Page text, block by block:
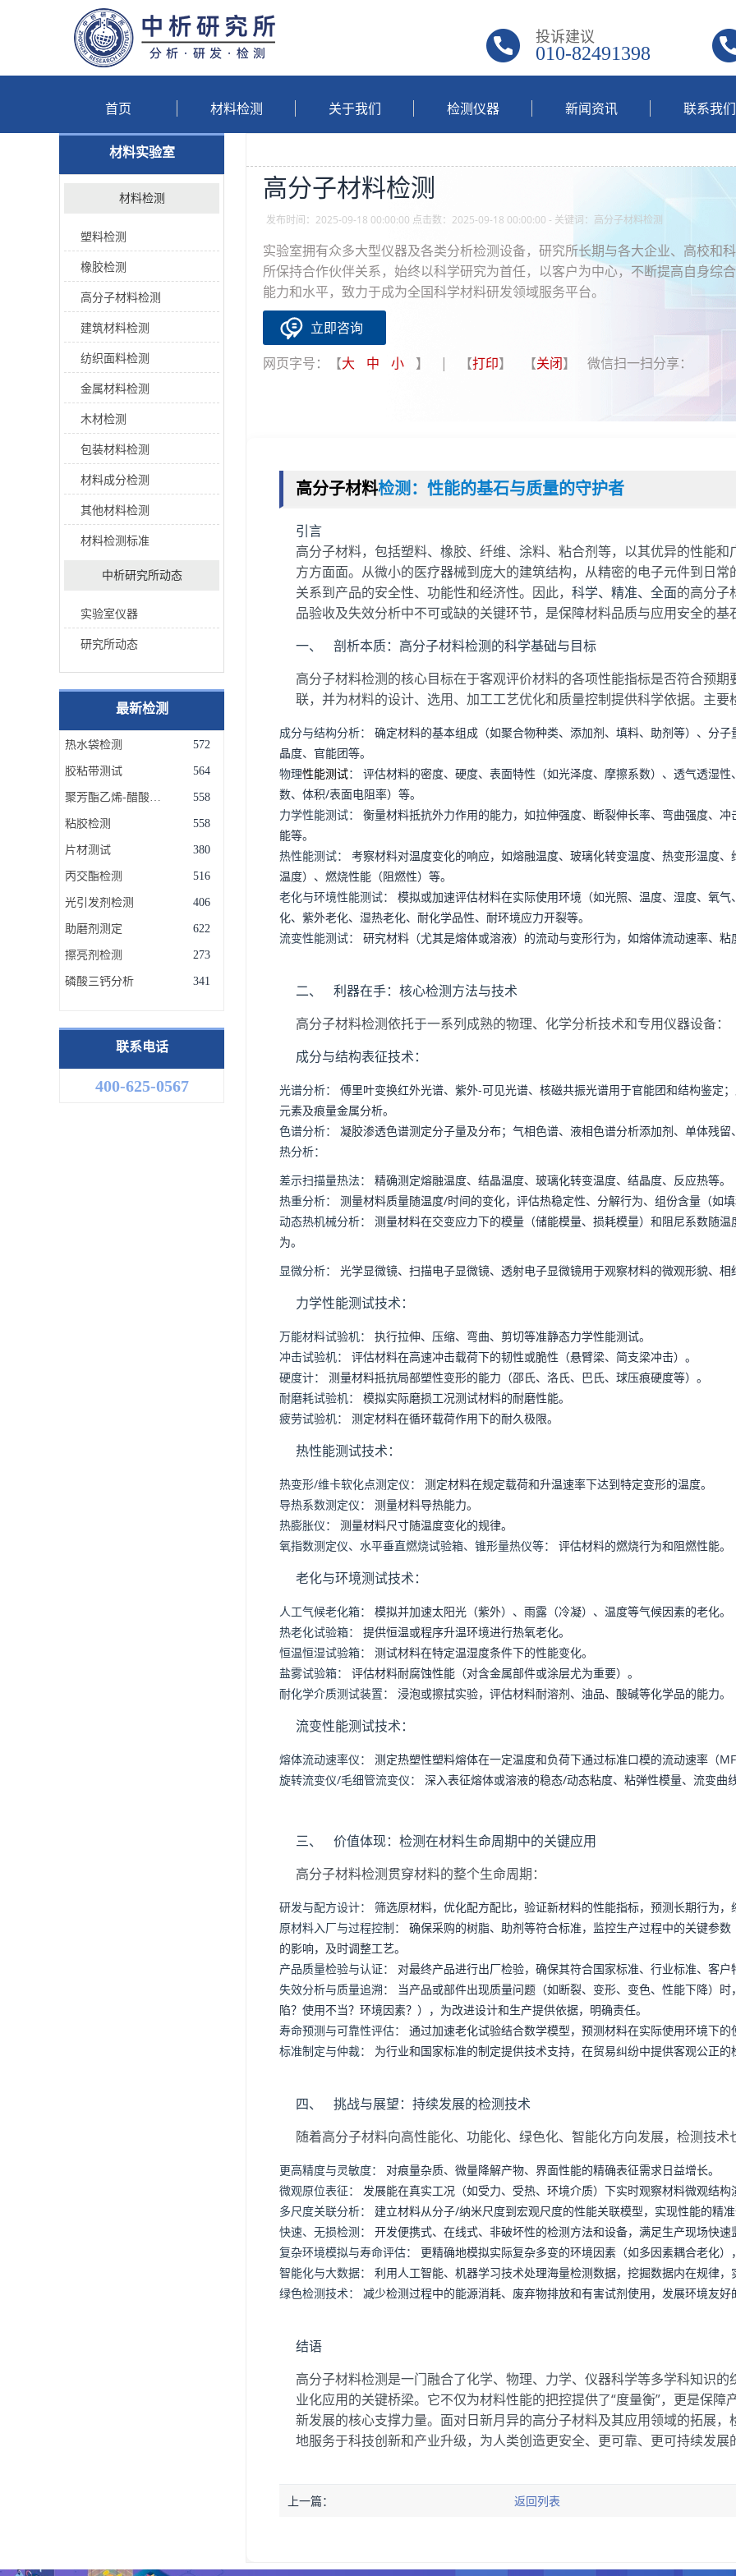
投诉建议
010-82491398
首页 材料检测 关于我们 检测仪器 新闻资讯 联系我们
高分子材料检测
发布时间：2025-09-18 00:00:00 点击数：2025-09-18 00:00:00 - 关键词：高分子材料检测
实验室拥有众多大型仪器及各类分析检测设备，研究所长期与各大企业、高校和
所保持合作伙伴关系，始终以科学研究为首任，以客户为中心，不断提高自身综
能力和水平，致力于成为全国科学材料研发领域服务平台。
立即咨询
网页字号：【大 中 小 】 | 【打印】 【关闭】 微信扫一扫分享：
高分子材料检测：性能的基石与质量的守护者
引言
高分子材料，包括塑料、橡胶、纤维、涂料、粘合剂等，以其优异的性能
方方面面。从微小的医疗器械到庞大的建筑结构，从精密的电子元件到日常
关系到产品的安全性、功能性和经济性。因此， 科学、精准、全面的高分子
品验收及失效分析中不可或缺的关键环节，是保障材料品质与应用安全的基
一、 剖析本质：高分子材料检测的科学基础与目标
高分子材料检测的核心目标在于客观评价材料的各项性能指标是否符合预
联，并为材料的设计、选用、加工工艺优化和质量控制提供科学依据。主要
成分与结构分析：
确定材料的基本组成（如聚合物种类、添加剂、填料、助剂等）、分
晶度、官能团等。
物理性能测试：
评估材料的密度、硬度、表面特性（如光泽度、摩擦系数）、透气透湿
数、体积/表面电阻率）等。
力学性能测试：
衡量材料抵抗外力作用的能力，如拉伸强度、断裂伸长率、弯曲强度、
能等。
热性能测试：
考察材料对温度变化的响应，如熔融温度、玻璃化转变温度、热变形温度
温度）、燃烧性能（阻燃性）等。
老化与环境性能测试：
模拟或加速评估材料在实际使用环境（如光照、温度、湿度、氧
化、紫外老化、湿热老化、耐化学品性、耐环境应力开裂等。
流变性能测试：
研究材料（尤其是熔体或溶液）的流动与变形行为，如熔体流动速率、粘
二、 利器在手：核心检测方法与技术
高分子材料检测依托于一系列成熟的物理、化学分析技术和专用仪器设备：
成分与结构表征技术：
光谱分析：
傅里叶变换红外光谱、紫外-可见光谱、核磁共振光谱用于官能团和结构鉴定
元素及痕量金属分析。
色谱分析：
凝胶渗透色谱测定分子量及分布；气相色谱、液相色谱分析添加剂、单体残留
热分析：
差示扫描量热法：
精确测定熔融温度、结晶温度、玻璃化转变温度、结晶度、反应热等。
热重分析：
测量材料质量随温度/时间的变化，评估热稳定性、分解行为、组份含量（如填
动态热机械分析：
测量材料在交变应力下的模量（储能模量、损耗模量）和阻尼系数随
为。
显微分析：
光学显微镜、扫描电子显微镜、透射电子显微镜用于观察材料的微观形貌、相
力学性能测试技术：
万能材料试验机：
执行拉伸、压缩、弯曲、剪切等准静态力学性能测试。
冲击试验机：
评估材料在高速冲击载荷下的韧性或脆性（悬臂梁、简支梁冲击）。
硬度计：
测量材料抵抗局部塑性变形的能力（邵氏、洛氏、巴氏、球压痕硬度等）。
耐磨耗试验机：
模拟实际磨损工况测试材料的耐磨性能。
疲劳试验机：
测定材料在循环载荷作用下的耐久极限。
热性能测试技术：
热变形/维卡软化点测定仪：
测定材料在规定载荷和升温速率下达到特定变形的温度。
导热系数测定仪：
测量材料导热能力。
热膨胀仪：
测量材料尺寸随温度变化的规律。
氧指数测定仪、水平垂直燃烧试验箱、锥形量热仪等：
评估材料的燃烧行为和阻燃性能。
老化与环境测试技术：
人工气候老化箱：
模拟并加速太阳光（紫外）、雨露（冷凝）、温度等气候因素的老化。
热老化试验箱：
提供恒温或程序升温环境进行热氧老化。
恒温恒湿试验箱：
测试材料在特定温湿度条件下的性能变化。
盐雾试验箱：
评估材料耐腐蚀性能（对含金属部件或涂层尤为重要）。
耐化学介质测试装置：
浸泡或擦拭实验，评估材料耐溶剂、油品、酸碱等化学品的能力。
流变性能测试技术：
熔体流动速率仪：
测定热塑性塑料熔体在一定温度和负荷下通过标准口模的流动速率（
旋转流变仪/毛细管流变仪：
深入表征熔体或溶液的稳态/动态粘度、粘弹性模量、流变曲线
三、 价值体现：检测在材料生命周期中的关键应用
高分子材料检测贯穿材料的整个生命周期：
研发与配方设计：
筛选原材料，优化配方配比，验证新材料的性能指标，预测长期行为，
原材料入厂与过程控制：
确保采购的树脂、助剂等符合标准，监控生产过程中的关键参
的影响，及时调整工艺。
产品质量检验与认证：
对最终产品进行出厂检验，确保其符合国家标准、行业标准、客户
失效分析与质量追溯：
当产品或部件出现质量问题（如断裂、变形、变色、性能下降）
陷？使用不当？环境因素？），为改进设计和生产提供依据，明确责任。
寿命预测与可靠性评估：
通过加速老化试验结合数学模型，预测材料在实际使用环境下的
标准制定与仲裁：
为行业和国家标准的制定提供技术支持，在贸易纠纷中提供客观公正的
四、 挑战与展望：持续发展的检测技术
随着高分子材料向高性能化、功能化、绿色化、智能化方向发展，检测技术
更高精度与灵敏度：
对痕量杂质、微量降解产物、界面性能的精确表征需求日益增长。
微观原位表征：
发展能在真实工况（如受力、受热、环境介质）下实时观察材料微观结构
多尺度关联分析：
建立材料从分子/纳米尺度到宏观尺度的性能关联模型，实现性能的精准
快速、无损检测：
开发便携式、在线式、非破坏性的检测方法和设备，满足生产现场快速
复杂环境模拟与寿命评估：
更精确地模拟实际复杂多变的环境因素（如多因素耦合老化）
智能化与大数据：
利用人工智能、机器学习技术处理海量检测数据，挖掘数据内在规律，
绿色检测技术：
减少检测过程中的能源消耗、废弃物排放和有害试剂使用，发展环境友好
结语
高分子材料检测是一门融合了化学、物理、力学、仪器科学等多学科知识
业化应用的关键桥梁。它不仅为材料性能的把控提供了“度量衡”，更是保
新发展的核心支撑力量。面对日新月异的高分子材料及其应用领域的拓展
地服务于科技创新和产业升级，为人类创造更安全、更可靠、更可持续发展
上一篇： 返回列表
材料实验室
材料检测
塑料检测
橡胶检测
高分子材料检测
建筑材料检测
纺织面料检测
金属材料检测
木材检测
包装材料检测
材料成分检测
其他材料检测
材料检测标准
中析研究所动态
实验室仪器
研究所动态
最新检测
热水袋检测 572
胶粘带测试 564
聚芳酯乙烯-醋酸乙烯共聚物(EVA)测试 558
粘胶检测 558
片材测试 380
丙交酯检测 516
光引发剂检测 406
助磨剂测定 622
擦亮剂检测 273
磷酸三钙分析 341
联系电话
400-625-0567